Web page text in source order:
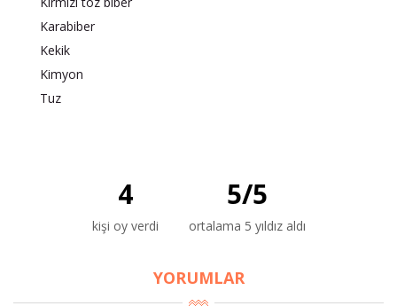
Karabiber
Kekik
Kimyon
Tuz
4
kişi oy verdi
5/5
ortalama 5 yıldız aldı
YORUMLAR